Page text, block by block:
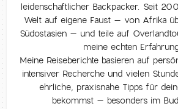
leidenschaftlicher Backpacker. Seit
Welt auf eigene Faust – von Afrika
Südostasien – und teile auf
meine echten
Meine Reiseberichte basieren auf
intensiver Recherche und vielen
ehrliche, praxisnahe Tipps für
bekommst – besonders im